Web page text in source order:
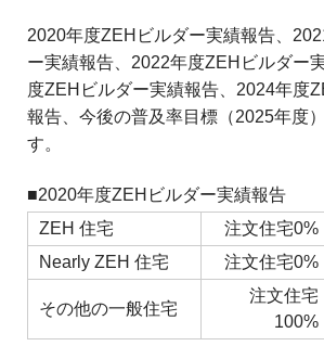
2020年度ZEHビルダー実績報告、
ー実績報告、2022年度ZEHビルダー
度ZEHビルダー実績報告、2024年度
報告、今後の普及率目標（2025年度
す。
■2020年度ZEHビルダー実績報告
ZEH 住宅
注文住宅0%
Nearly ZEH 住宅
注文住宅0%
その他の一般住宅
注文住宅
100%